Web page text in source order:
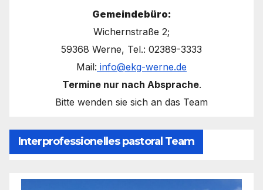
Gemeindebüro:
Wichernstraße 2;
59368 Werne, Tel.: 02389-3333
Mail: info@ekg-werne.de
Termine nur nach Absprache.
Bitte wenden sie sich an das Team
Interprofessionelles pastoral Team